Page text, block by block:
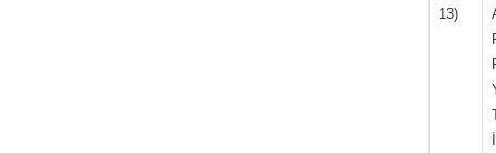
13)